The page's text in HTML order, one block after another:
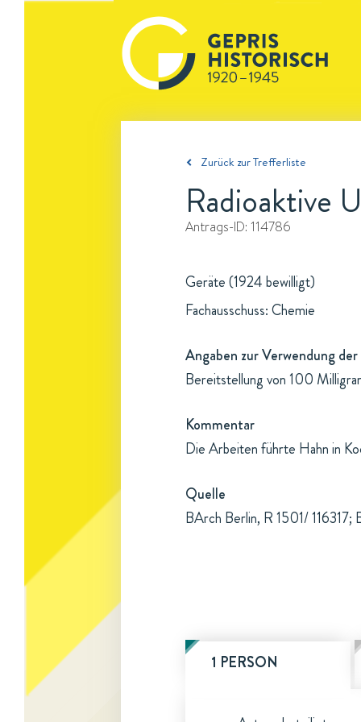
Zurück zur Trefferliste
Radioaktive
Antrags-ID: 114786
Geräte (1924 bewilligt)
Fachausschuss: Chemie
Angaben zur Verwendung
Bereitstellung von 100
Kommentar
Die Arbeiten führte Hahn in
Quelle
BArch Berlin, R 1501/
1 PERSON